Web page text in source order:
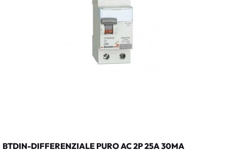
BTDIN-DIFFERENZIALE PURO AC 2P 25A 30MA